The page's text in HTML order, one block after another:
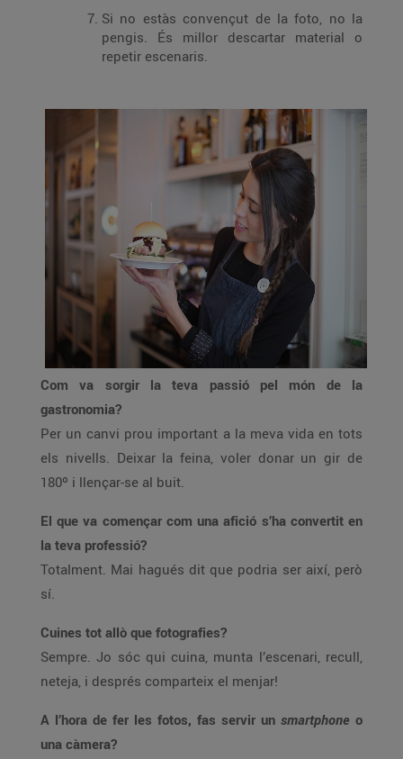
Si no estàs convençut de la foto, no la
pengis. És millor descartar material o
repetir escenaris.
Com va sorgir la teva passió pel món de la
gastronomia?
Per un canvi prou important a la meva vida en tots
els nivells. Deixar la feina, voler donar un gir de
180º i llençar-se al buit.
El que va començar com una afició s’ha convertit en
la teva professió?
Totalment. Mai hagués dit que podria ser així, però
sí.
Cuines tot allò que fotografies?
Sempre. Jo sóc qui cuina, munta l’escenari, recull,
neteja, i després comparteix el menjar!
A l’hora de fer les fotos, fas servir un smartphone o
una càmera?